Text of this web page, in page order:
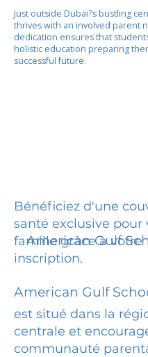
Just outside Dubai?s bustling
thrives with an involved parent
dedication ensures that
holistic education preparing
successful future.
Bénéficiez d'une
santé exclusive pour
famille grâce à votre
inscription.
American Gulf
American Gulf
est situé dans la
centrale et
communauté